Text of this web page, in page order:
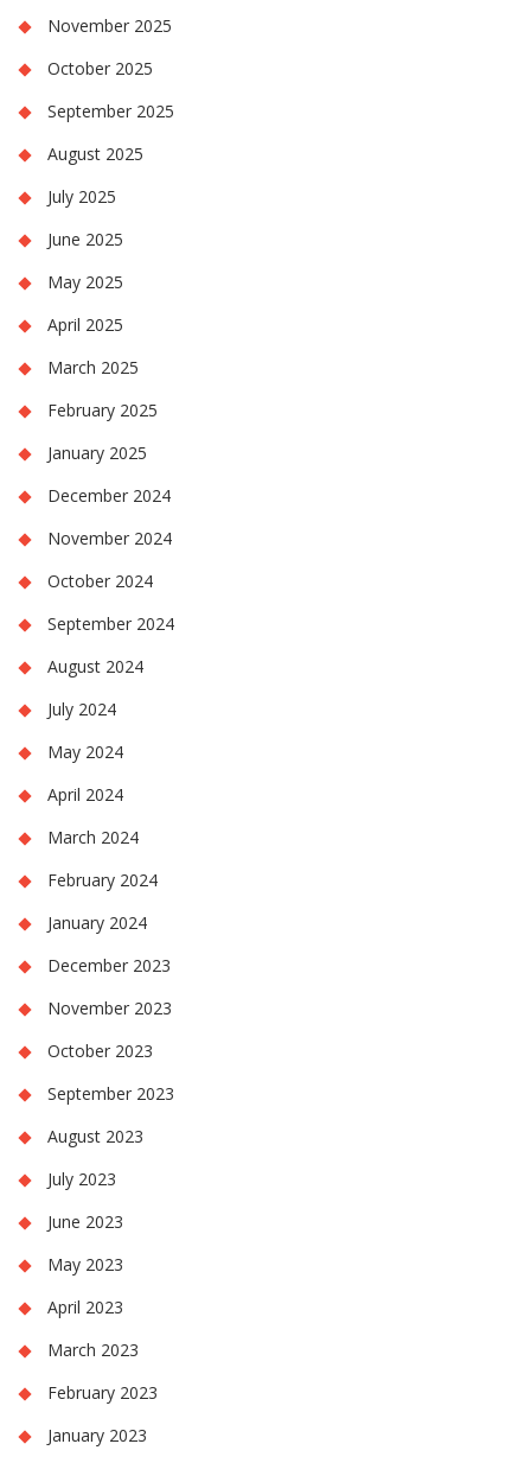
November 2025
October 2025
September 2025
August 2025
July 2025
June 2025
May 2025
April 2025
March 2025
February 2025
January 2025
December 2024
November 2024
October 2024
September 2024
August 2024
July 2024
May 2024
April 2024
March 2024
February 2024
January 2024
December 2023
November 2023
October 2023
September 2023
August 2023
July 2023
June 2023
May 2023
April 2023
March 2023
February 2023
January 2023